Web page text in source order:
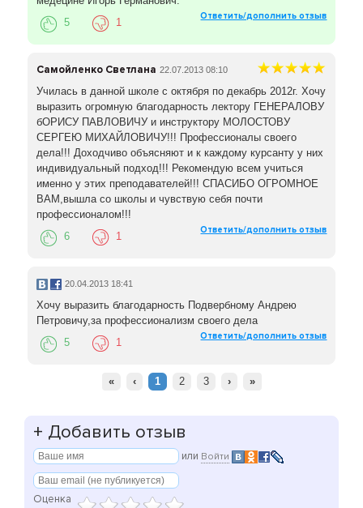
Ответить/дополнить отзыв
5 1
Самойленко Светлана 22.07.2013 08:10
Училась в данной школе с октября по декабрь 2012г. Хочу
выразить огромную благодарность лектору ГЕНЕРАЛОВУ
бОРИСУ ПАВЛОВИЧУ и инструктору МОЛОСТОВУ
СЕРГЕЮ МИХАЙЛОВИЧУ!!! Профессионалы своего
дела!!! Доходчиво объясняют и к каждому курсанту у них
индивидуальный подход!!! Рекомендую всем учиться
именно у этих преподавателей!!! СПАСИБО ОГРОМНОЕ
ВАМ,вышла со школы и чувствую себя почти
профессионалом!!!
Ответить/дополнить отзыв
6 1
20.04.2013 18:41
Хочу выразить благодарность Подвербному Андрею
Петровичу,за профессионализм своего дела
Ответить/дополнить отзыв
5 1
« ‹ 1 2 3 › »
+ Добавить отзыв
или Войти
Оценка